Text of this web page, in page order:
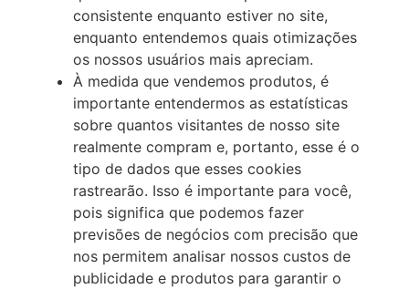
consistente enquanto estiver no site,
enquanto entendemos quais otimizações
os nossos usuários mais apreciam.
À medida que vendemos produtos, é
importante entendermos as estatísticas
sobre quantos visitantes de nosso site
realmente compram e, portanto, esse é o
tipo de dados que esses cookies
rastrearão. Isso é importante para você,
pois significa que podemos fazer
previsões de negócios com precisão que
nos permitem analisar nossos custos de
publicidade e produtos para garantir o